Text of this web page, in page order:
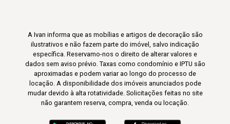
A Ivan informa que as mobílias e artigos de decoração são
ilustrativos e não fazem parte do imóvel, salvo indicação
específica. Reservamo-nos o direito de alterar valores e
dados sem aviso prévio. Taxas como condomínio e IPTU são
aproximadas e podem variar ao longo do processo de
locação. A disponibilidade dos imóveis anunciados pode
mudar devido à alta rotatividade. Solicitações feitas no site
não garantem reserva, compra, venda ou locação.